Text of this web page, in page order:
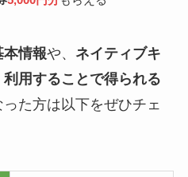
本情報や、 ネイティブキ
利用することで得られる
た方は以下をぜひチェ